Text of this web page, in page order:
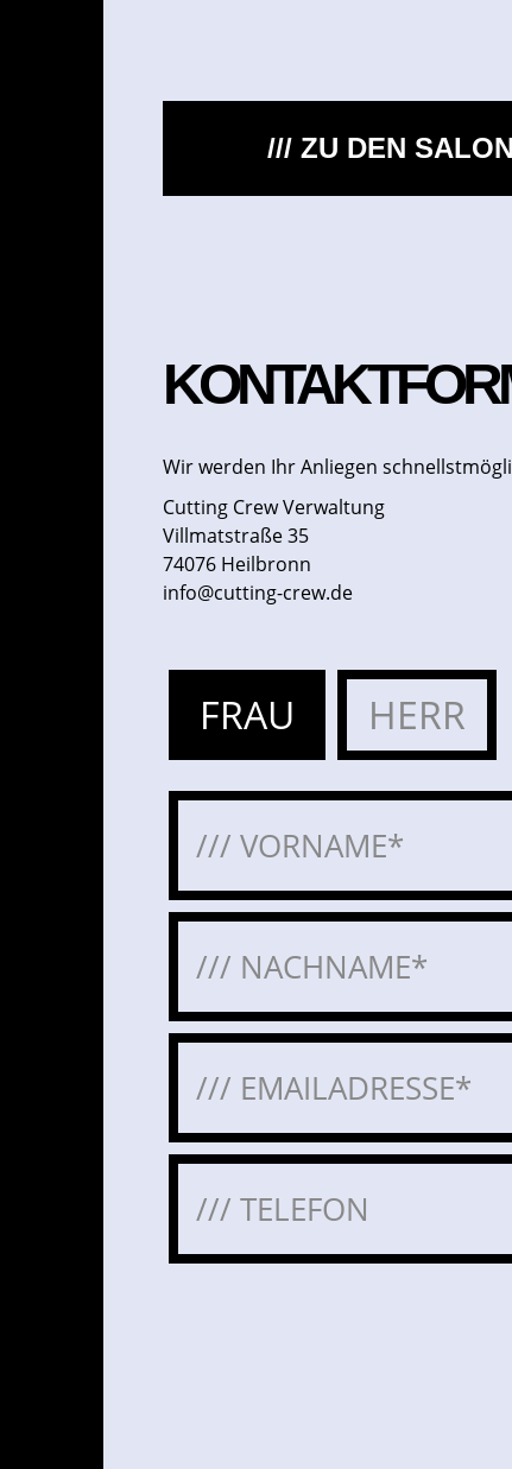
/// ZU DEN
Wir werden Ihr Anliegen
Cutting Crew Verwaltung
Villmatstraße 35
74076 Heilbronn
info@cutting-crew.de
FRAU HERR